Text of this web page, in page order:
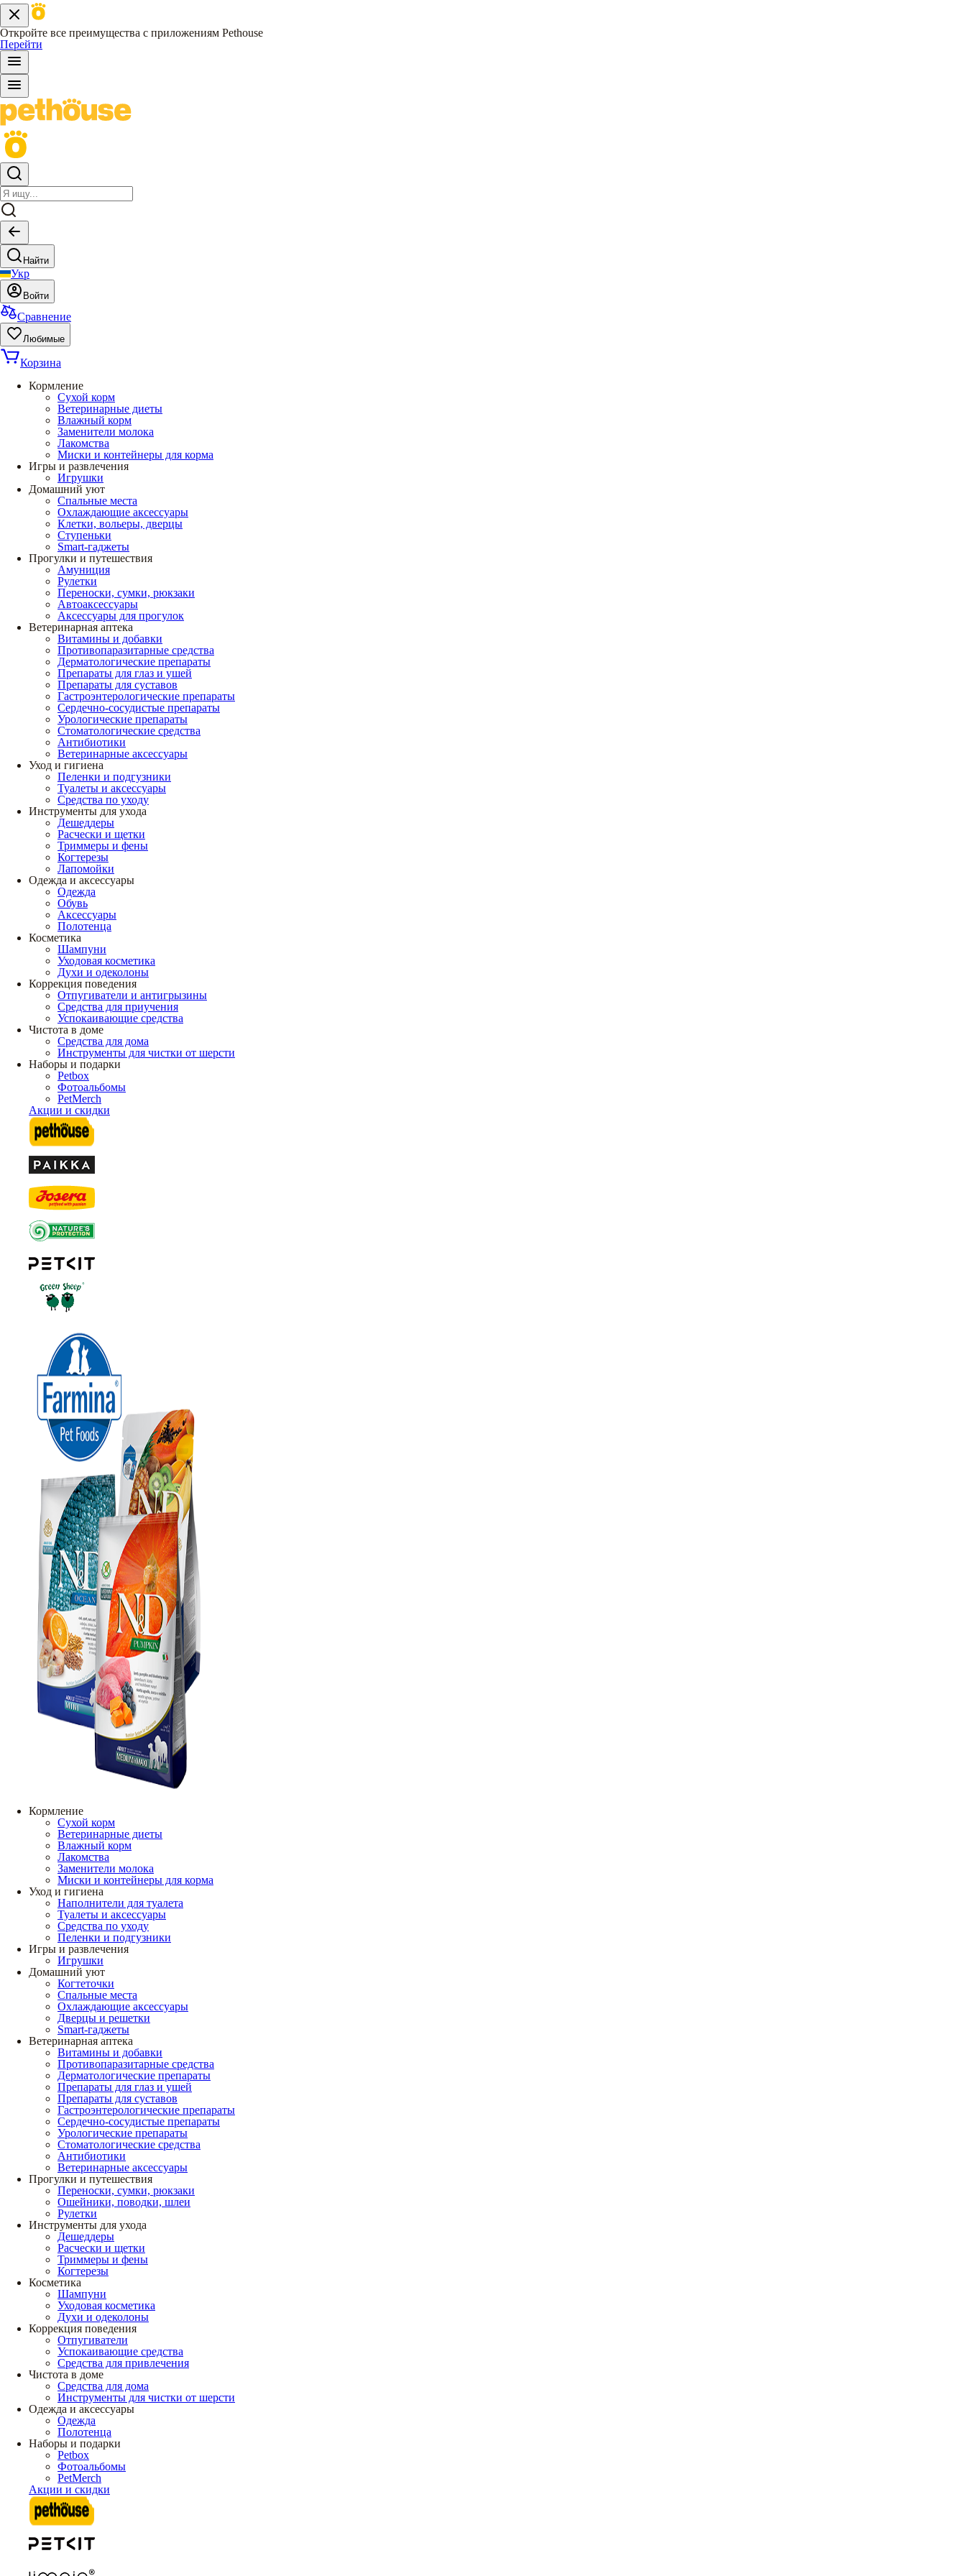
Откройте все преимущества с приложениям Pethouse
Перейти
Найти
Укр
Войти
Сравнение
Любимые
Корзина
Кормление
Сухой корм
Ветеринарные диеты
Влажный корм
Заменители молока
Лакомства
Миски и контейнеры для корма
Игры и развлечения
Игрушки
Домашний уют
Спальные места
Охлаждающие аксессуары
Клетки, вольеры, дверцы
Ступеньки
Smart-гаджеты
Прогулки и путешествия
Амуниция
Рулетки
Переноски, сумки, рюкзаки
Автоаксессуары
Аксессуары для прогулок
Ветеринарная аптека
Витамины и добавки
Противопаразитарные средства
Дерматологические препараты
Препараты для глаз и ушей
Препараты для суставов
Гастроэнтерологические препараты
Сердечно-сосудистые препараты
Урологические препараты
Стоматологические средства
Антибиотики
Ветеринарные аксессуары
Уход и гигиена
Пеленки и подгузники
Туалеты и аксессуары
Средства по уходу
Инструменты для ухода
Дешеддеры
Расчески и щетки
Триммеры и фены
Когтерезы
Лапомойки
Одежда и аксессуары
Одежда
Обувь
Аксессуары
Полотенца
Косметика
Шампуни
Уходовая косметика
Духи и одеколоны
Коррекция поведения
Отпугиватели и антигрызины
Средства для приучения
Успокаивающие средства
Чистота в доме
Средства для дома
Инструменты для чистки от шерсти
Наборы и подарки
Petbox
Фотоальбомы
PetMerch
Акции и скидки
Кормление
Сухой корм
Ветеринарные диеты
Влажный корм
Лакомства
Заменители молока
Миски и контейнеры для корма
Уход и гигиена
Наполнители для туалета
Туалеты и аксессуары
Средства по уходу
Пеленки и подгузники
Игры и развлечения
Игрушки
Домашний уют
Когтеточки
Спальные места
Охлаждающие аксессуары
Дверцы и решетки
Smart-гаджеты
Ветеринарная аптека
Витамины и добавки
Противопаразитарные средства
Дерматологические препараты
Препараты для глаз и ушей
Препараты для суставов
Гастроэнтерологические препараты
Сердечно-сосудистые препараты
Урологические препараты
Стоматологические средства
Антибиотики
Ветеринарные аксессуары
Прогулки и путешествия
Переноски, сумки, рюкзаки
Ошейники, поводки, шлеи
Рулетки
Инструменты для ухода
Дешеддеры
Расчески и щетки
Триммеры и фены
Когтерезы
Косметика
Шампуни
Уходовая косметика
Духи и одеколоны
Коррекция поведения
Отпугиватели
Успокаивающие средства
Средства для привлечения
Чистота в доме
Средства для дома
Инструменты для чистки от шерсти
Одежда и аксессуары
Одежда
Полотенца
Наборы и подарки
Petbox
Фотоальбомы
PetMerch
Акции и скидки